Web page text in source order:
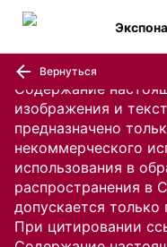
Содержание
изображения и
предназначено
некоммерческого
использования в
распространения в
допускается
При цитировании
Вернуться